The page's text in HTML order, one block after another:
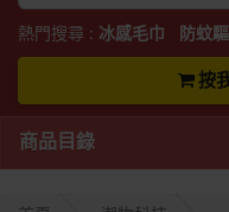
熱門搜尋 : 冰感毛巾 防蚊
按
商品目錄